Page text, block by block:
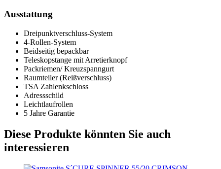
Ausstattung
Dreipunktverschluss-System
4-Rollen-System
Beidseitig bepackbar
Teleskopstange mit Arretierknopf
Packriemen/ Kreuzspanngurt
Raumteiler (Reißverschluss)
TSA Zahlenkschloss
Adressschild
Leichtlaufrollen
5 Jahre Garantie
Diese Produkte könnten Sie auch
interessieren